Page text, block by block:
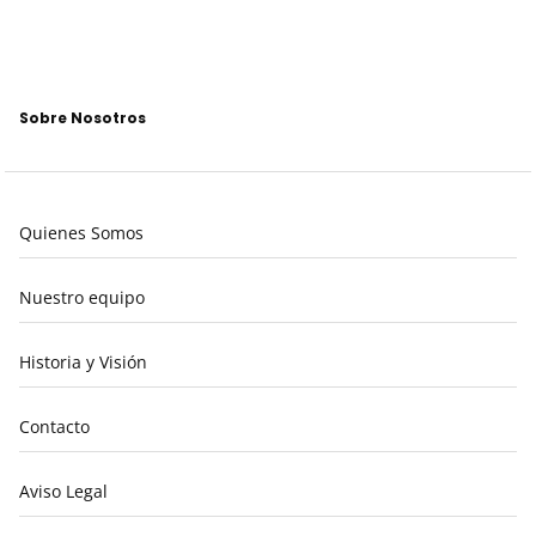
Sobre Nosotros
Quienes Somos
Nuestro equipo
Historia y Visión
Contacto
Aviso Legal